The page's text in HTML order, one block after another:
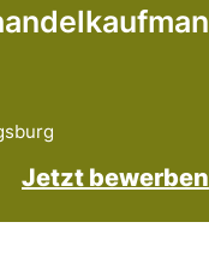
Jetzt bewerben